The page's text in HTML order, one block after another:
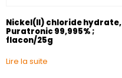
Nickel(II) chloride hydrate,
Puratronic 99,995% ;
flacon/25g
Lire la suite